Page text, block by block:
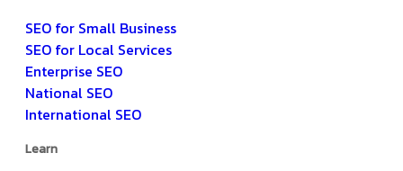
SEO for Small Business
SEO for Local Services
Enterprise SEO
National SEO
International SEO
Learn